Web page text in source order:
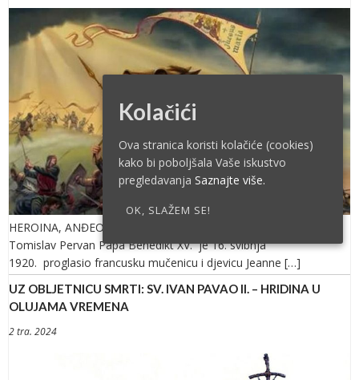
HEROINA, ANĐEO-SPASITELJ, DJEVICA, MUČENICA Piše: Dr. fra
Tomislav Pervan Papa Benedikt XV. je 16. svibnja
1920. proglasio francusku mučenicu i djevicu Jeanne […]
UZ OBLJETNICU SMRTI: SV. IVAN PAVAO II. – HRIDINA U
OLUJAMA VREMENA
2 tra. 2024
Kolačići
Ova stranica koristi kolačiće (cookies)
kako bi poboljšala Vaše iskustvo
pregledavanja Saznajte više.
OK, SLAŽEM SE!